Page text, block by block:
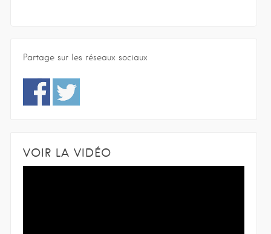
Partage sur les réseaux sociaux
VOIR LA VIDÉO